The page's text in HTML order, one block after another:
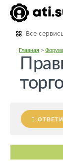
Все
Главная >